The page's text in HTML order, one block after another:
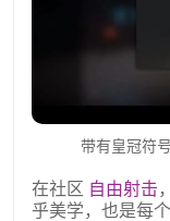
带有皇冠符
在社区 自由射击
乎美学，也是每